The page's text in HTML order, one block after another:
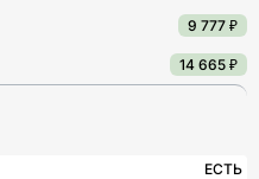
9 777 ₽
14 665 ₽
ЕСТЬ